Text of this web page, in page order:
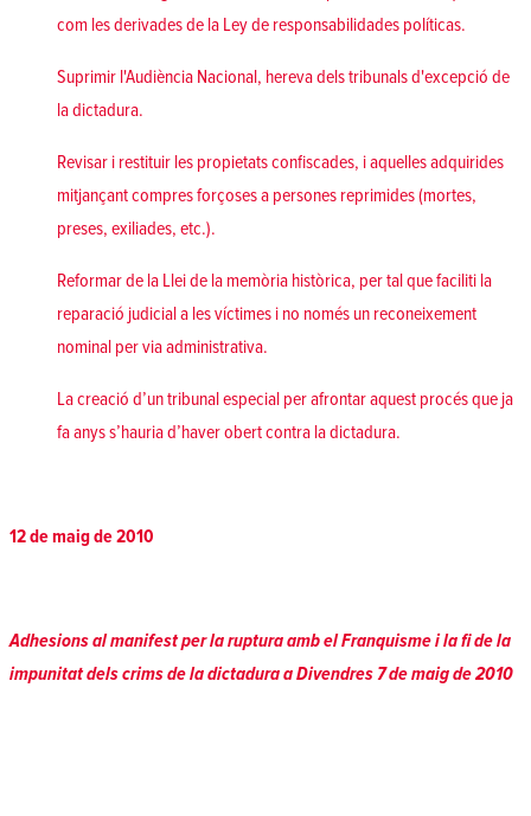
com les derivades de la Ley de responsabilidades políticas.
Suprimir l'Audiència Nacional, hereva dels tribunals d'excepció de
la dictadura.
Revisar i restituir les propietats confiscades, i aquelles adquirides
mitjançant compres forçoses a persones reprimides (mortes,
preses, exiliades, etc.).
Reformar de la Llei de la memòria històrica, per tal que faciliti la
reparació judicial a les víctimes i no només un reconeixement
nominal per via administrativa.
La creació d’un tribunal especial per afrontar aquest procés que ja
fa anys s’hauria d’haver obert contra la dictadura.
12 de maig de 2010
Adhesions al manifest per la ruptura amb el Franquisme i la fi de la
impunitat dels crims de la dictaduraa Divendres 7 de maig de 2010